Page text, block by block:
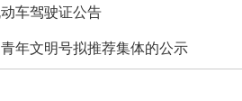
车驾驶证公告
年文明号拟推荐集体的公示